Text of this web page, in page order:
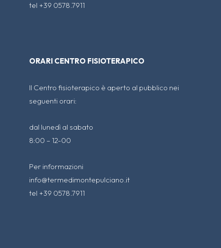
tel +39 0578.7911
ORARI CENTRO FISIOTERAPICO
Il Centro fisioterapico è aperto al pubblico nei
seguenti orari:
dal lunedì al sabato
8:00 – 12-00
Per informazioni
info@termedimontepulciano.it
tel +39 0578.7911